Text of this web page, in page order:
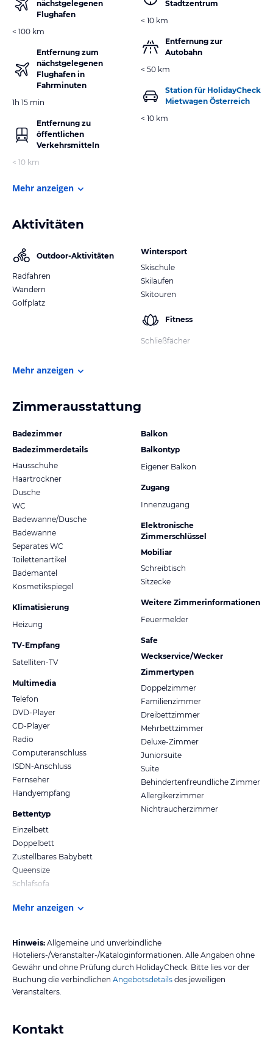
nächstgelegenen
Flughafen
< 100 km
Entfernung zum
nächstgelegenen
Flughafen in
Fahrminuten
1h 15 min
Entfernung zu
öffentlichen
Verkehrsmitteln
< 10 km
Stadtzentrum
< 10 km
Entfernung zur
Autobahn
< 50 km
Station für HolidayCheck
Mietwagen Österreich
< 10 km
Mehr anzeigen
Aktivitäten
Outdoor-Aktivitäten
Radfahren
Wandern
Golfplatz
Wintersport
Skischule
Skilaufen
Skitouren
Fitness
Schließfächer
Mehr anzeigen
Zimmerausstattung
Badezimmer
Badezimmerdetails
Hausschuhe
Haartrockner
Dusche
WC
Badewanne/Dusche
Badewanne
Separates WC
Toilettenartikel
Bademantel
Kosmetikspiegel
Klimatisierung
Heizung
TV-Empfang
Satelliten-TV
Multimedia
Telefon
DVD-Player
CD-Player
Radio
Computeranschluss
ISDN-Anschluss
Fernseher
Handyempfang
Bettentyp
Einzelbett
Doppelbett
Zustellbares Babybett
Queensize
Schlafsofa
Balkon
Balkontyp
Eigener Balkon
Zugang
Innenzugang
Elektronische
Zimmerschlüssel
Mobiliar
Schreibtisch
Sitzecke
Weitere Zimmerinformationen
Feuermelder
Safe
Weckservice/Wecker
Zimmertypen
Doppelzimmer
Familienzimmer
Dreibettzimmer
Mehrbettzimmer
Deluxe-Zimmer
Juniorsuite
Suite
Behindertenfreundliche Zimmer
Allergikerzimmer
Nichtraucherzimmer
Mehr anzeigen
Hinweis: Allgemeine und unverbindliche
Hoteliers-/Veranstalter-/Kataloginformationen. Alle Angaben ohne
Gewähr und ohne Prüfung durch HolidayCheck. Bitte lies vor der
Buchung die verbindlichen Angebotsdetails des jeweiligen
Veranstalters.
Kontakt